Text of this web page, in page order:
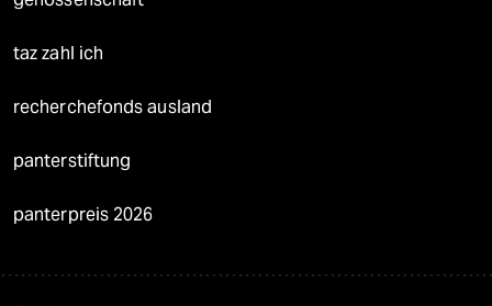
taz zahl ich
recherchefonds ausland
panterstiftung
panterpreis 2026